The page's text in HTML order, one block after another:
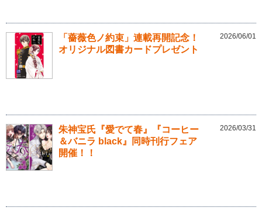
「薔薇色ノ約束」連載再開記念！
オリジナル図書カードプレゼント
2026/06/01
朱神宝氏『愛でて春』『コーヒー
＆バニラ black』同時刊行フェア
開催！！
2026/03/31